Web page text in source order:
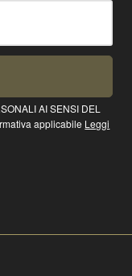
AI SENSI DEL
applicabile Leggi